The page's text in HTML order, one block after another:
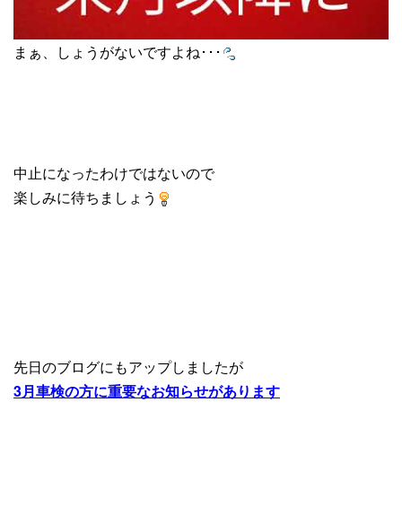
まぁ、しょうがないですよね･･･
中止になったわけではないので
楽しみに待ちましょう
先日のブログにもアップしましたが
3月車検の方に重要なお知らせがあります